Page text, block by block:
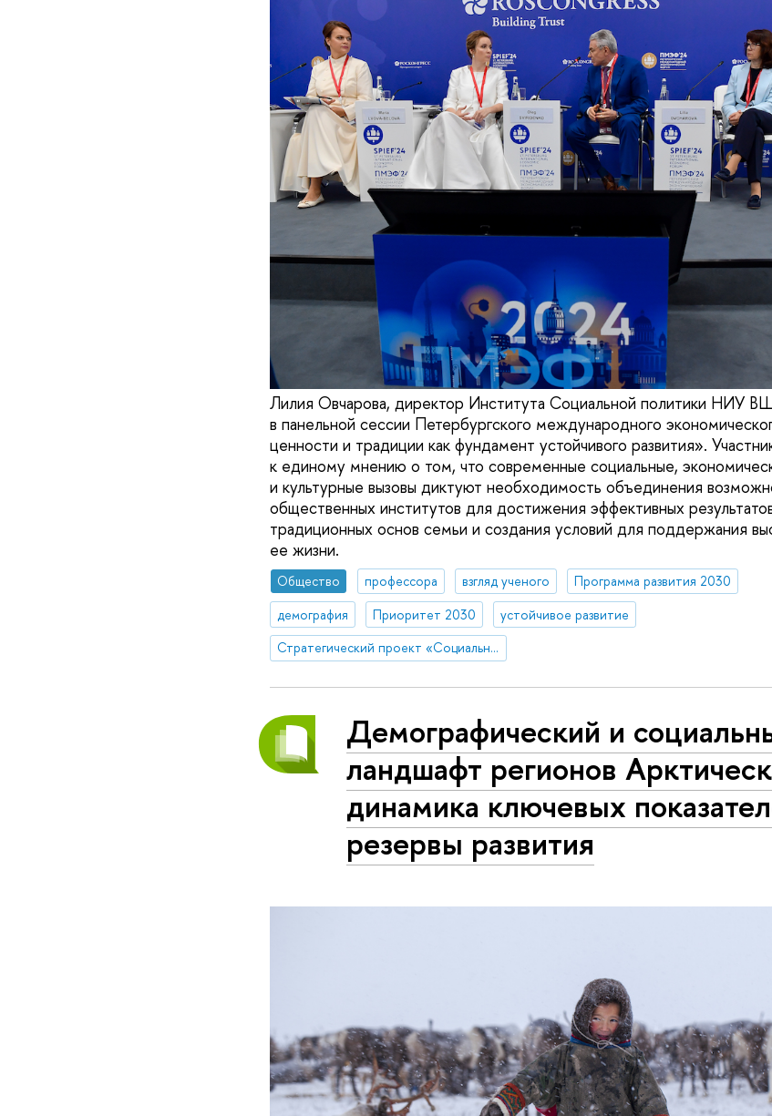
Лилия Овчарова, директор Института Социальной политики НИУ
в панельной сессии Петербургского международного
ценности и традиции как фундамент устойчивого развития».
к единому мнению о том, что современные социальные,
и культурные вызовы диктуют необходимость объединения
общественных институтов для достижения эффективных
традиционных основ семьи и создания условий для поддержания
ее жизни.
Общество профессора взгляд ученого
Программа развития 2030
демография
Приоритет 2030
устойчивое развитие
Стратегический проект «Социальная политика устойчивого развития и инклюзивного экономического роста»
Демографический и
ландшафт регионов
динамика ключевых
резервы развития